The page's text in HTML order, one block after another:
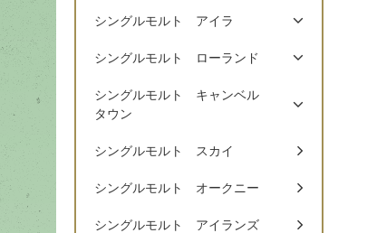
シングルモルト アイラ
シングルモルト ローランド
シングルモルト キャンベル
タウン
シングルモルト スカイ
シングルモルト オークニー
シングルモルト アイランズ